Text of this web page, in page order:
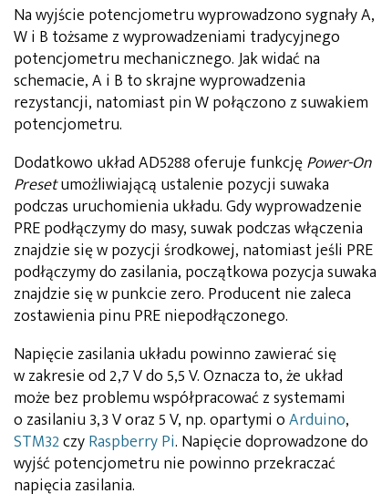
Na wyjście potencjometru wyprowadzono sygnały A,
W i B tożsame z wyprowadzeniami tradycyjnego
potencjometru mechanicznego. Jak widać na
schemacie, A i B to skrajne wyprowadzenia
rezystancji, natomiast pin W połączono z suwakiem
potencjometru.
Dodatkowo układ AD5288 oferuje funkcjęPower-On
Presetumożliwiającą ustalenie pozycji suwaka
podczas uruchomienia układu. Gdy wyprowadzenie
PRE podłączymy do masy, suwak podczas włączenia
znajdzie się w pozycji środkowej, natomiast jeśli PRE
podłączymy do zasilania, początkowa pozycja suwaka
znajdzie się w punkcie zero. Producent nie zaleca
zostawienia pinu PRE niepodłączonego.
Napięcie zasilania układu powinno zawierać się
w zakresie od 2,7 V do 5,5 V. Oznacza to, że układ
może bez problemu współpracować z systemami
o zasilaniu 3,3 V oraz 5 V, np. opartymi oArduino,
STM32czyRaspberry Pi. Napięcie doprowadzone do
wyjść potencjometru nie powinno przekraczać
napięcia zasilania.